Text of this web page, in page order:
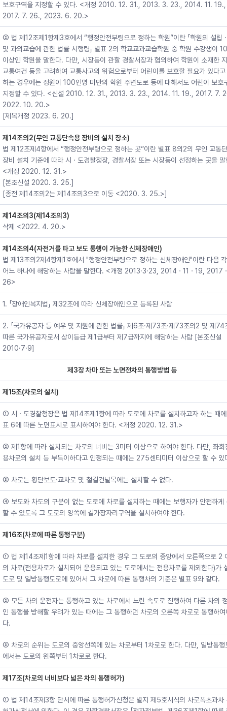
보호구역을 지정할 수 있다. <개정 2010. 12. 31., 2013. 3. 23., 2014. 11. 19.,
2017. 7. 26., 2023. 6. 20.>
② 법 제12조제1항제3호에서 “행정안전부령으로 정하는 학원”이란 「학원의 설립
및 과외교습에 관한 법률 시행령」 별표 2의 학교교과교습학원 중 학원 수강생이
이상인 학원을 말한다. 다만, 시장등이 관할 경찰서장과 협의하여 학원이 소재한
교통여건 등을 고려하여 교통사고의 위험으로부터 어린이를 보호할 필요가 있다
하는 경우에는 정원이 100인명 미만의 학원 주변도로 등에 대해서도 어린이 보호
지정할 수 있다. <신설 2010. 12. 31., 2013. 3. 23., 2014. 11. 19., 2017. 7.
2022. 10. 20.>
[제목개정 2023. 6. 20.]
제14조의2(무인 교통단속용 장비의 설치 장소)
법 제12조제4항에서 “행정안전부령으로 정하는 곳”이란 별표 8의2의 무인 교통
장비 설치 기준에 따라 시ㆍ도경찰청장, 경찰서장 또는 시장등이 선정하는 곳을
<개정 2020. 12. 31.>
[본조신설 2020. 3. 25.]
[종전 제14조의2는 제14조의3으로 이동 <2020. 3. 25.>]
제14조의3(제14조의3)
삭제 <2022. 4. 20.>
제14조의4(자전거를 타고 보도 통행이 가능한 신체장애인)
법 제13조의2제4항제1호에서 "행정안전부령으로 정하는 신체장애인"이란 다음
어느 하나에 해당하는 사람을 말한다. <개정 2013·3·23, 2014ㆍ11ㆍ19, 2017
26>
1. 「장애인복지법」 제32조에 따라 신체장애인으로 등록된 사람
2. 「국가유공자 등 예우 및 지원에 관한 법률」 제6조·제73조·제73조의2 및 제74
따른 국가유공자로서 상이등급 제1급부터 제7급까지에 해당하는 사람 [본조신설
2010·7·9]
제3장 차마 또는 노면전차의 통행방법 등
제15조(차로의 설치)
① 시ㆍ도경찰청장은 법 제14조제1항에 따라 도로에 차로를 설치하고자 하는 때
표 6에 따른 노면표시로 표시하여야 한다. <개정 2020. 12. 31.>
② 제1항에 따라 설치되는 차로의 너비는 3미터 이상으로 하여야 한다. 다만, 좌회
용차로의 설치 등 부득이하다고 인정되는 때에는 275센티미터 이상으로 할 수 있
③ 차로는 횡단보도·교차로 및 철길건널목에는 설치할 수 없다.
④ 보도와 차도의 구분이 없는 도로에 차로를 설치하는 때에는 보행자가 안전하게
할 수 있도록 그 도로의 양쪽에 길가장자리구역을 설치하여야 한다.
제16조(차로에 따른 통행구분)
① 법 제14조제1항에 따라 차로를 설치한 경우 그 도로의 중앙에서 오른쪽으로 2
의 차로(전용차로가 설치되어 운용되고 있는 도로에서는 전용차로를 제외한다)가
도로 및 일방통행도로에 있어서 그 차로에 따른 통행차의 기준은 별표 9와 같다.
② 모든 차의 운전자는 통행하고 있는 차로에서 느린 속도로 진행하여 다른 차의
인 통행을 방해할 우려가 있는 때에는 그 통행하던 차로의 오른쪽 차로로 통행하
다.
③ 차로의 순위는 도로의 중앙선쪽에 있는 차로부터 1차로로 한다. 다만, 일방통행
에서는 도로의 왼쪽부터 1차로로 한다.
제17조(차로의 너비보다 넓은 차의 통행허가)
① 법 제14조제3항 단서에 따른 통행허가신청은 별지 제5호서식의 차로폭초과차